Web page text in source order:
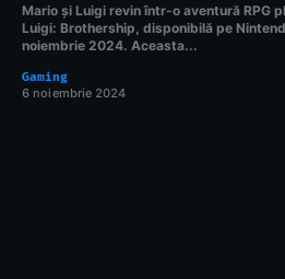
Mario și Luigi revin într-o aventură RPG
Luigi: Brothership, disponibilă pe
noiembrie 2024. Aceasta...
Gaming
6 noiembrie 2024